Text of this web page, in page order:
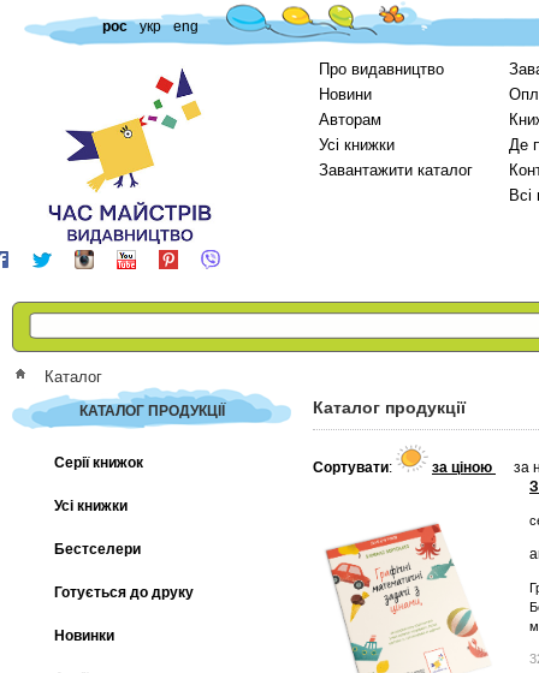
рос укр eng
Про видавництво
Новини
Авторам
Усі книжки
Завантажити каталог
Де
Каталог
КАТАЛОГ ПРОДУКЦІЇ
Серії книжок
Усі книжки
Бестселери
Готується до друку
Новинки
Каталог продукції
Сортувати: за ціною
за